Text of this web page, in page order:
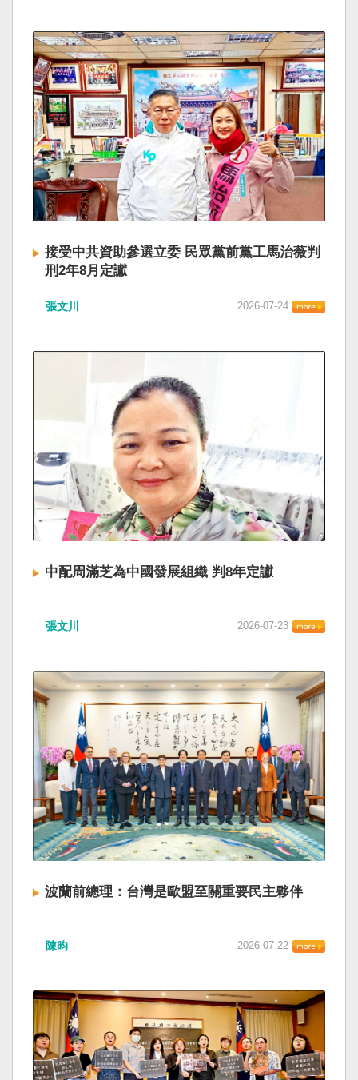
接受中共資助參選立委 民眾黨前黨工馬治薇判
刑2年8月定讞
張文川 2026-07-24
中配周滿芝為中國發展組織 判8年定讞
張文川 2026-07-23
波蘭前總理：台灣是歐盟至關重要民主夥伴
陳昀 2026-07-22